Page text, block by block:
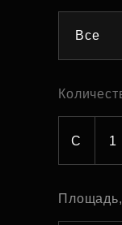
Все
С 1
Площадь,